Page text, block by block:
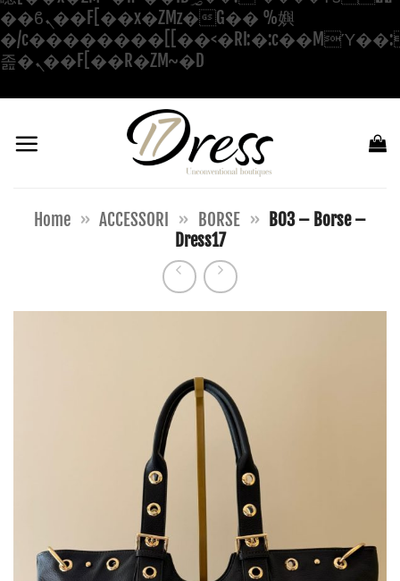
��ϐܢ��F[��x�ZMz�G�� %嬩
�/
졾�ܢ��F[��R�ZM~�D
contenuti
Home » ACCESSORI » BORSE » B03 – Borse –
Dress17